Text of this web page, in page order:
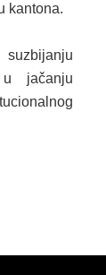
kantona.
jačanju